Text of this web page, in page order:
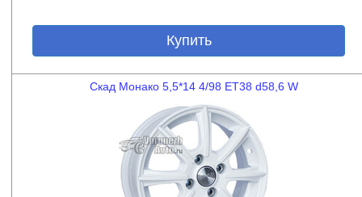
Купить
Скад Монако 5,5*14 4/98 ET38 d58,6 W